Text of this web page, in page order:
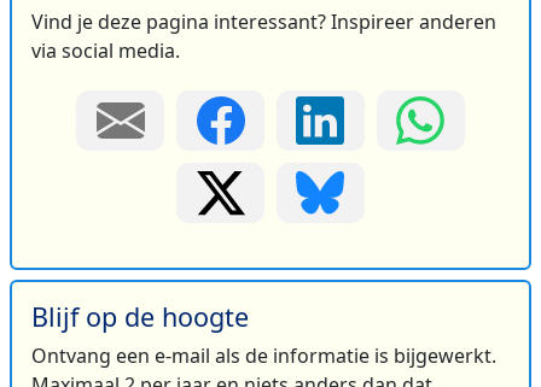
Vind je deze pagina interessant? Inspireer anderen
via social media.
Blijf op de hoogte
Ontvang een e-mail als de informatie is bijgewerkt.